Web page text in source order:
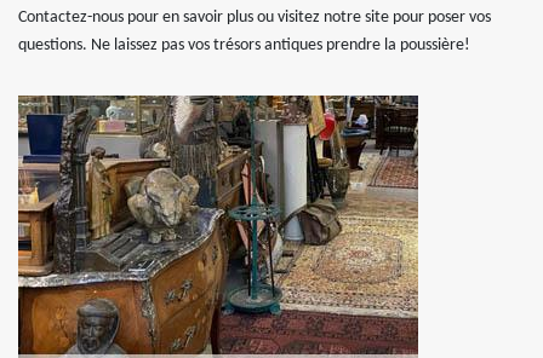
Contactez-nous pour en savoir plus ou visitez notre site pour poser vos
questions. Ne laissez pas vos trésors antiques prendre la poussière!